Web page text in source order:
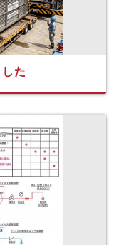
た